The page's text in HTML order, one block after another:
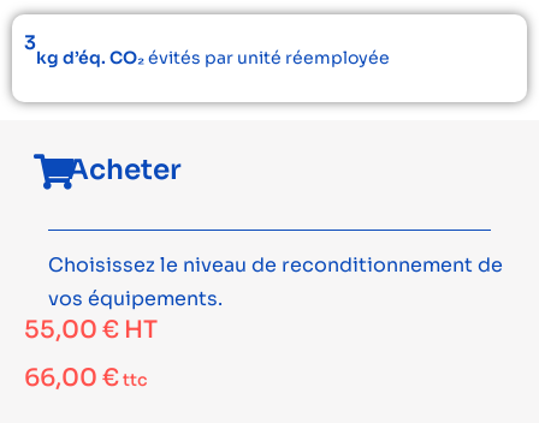
3
kg d’éq. CO₂évités par unité réemployée
Acheter
Choisissez le niveau de reconditionnement de
vos équipements.
55,00 € HT
66,00 €ttc